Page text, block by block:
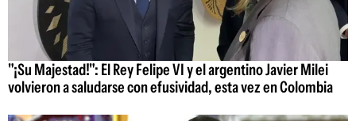
"¡Su Majestad!": El Rey Felipe VI y el argentino Javier Milei
volvieron a saludarse con efusividad, esta vez en Colombia